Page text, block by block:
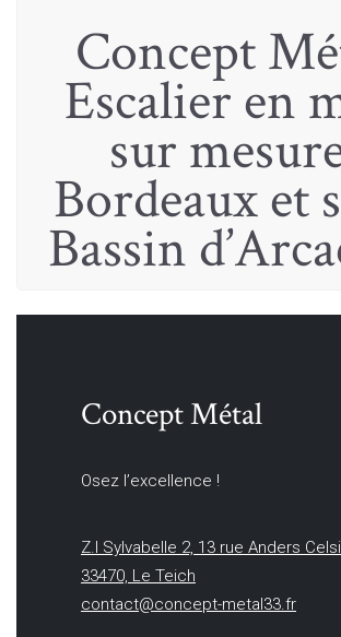
Concept
Escalier en
sur
Bordeaux et
Bassin
Concept Métal
Osez l’excellence !
Z.I Sylvabelle 2, 13 rue Anders
33470, Le Teich
contact@concept-metal33.fr